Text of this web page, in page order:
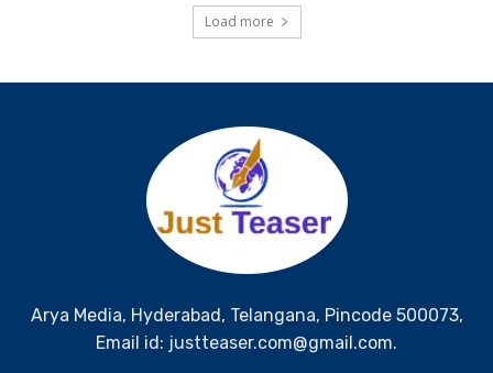
Load more
Arya Media, Hyderabad, Telangana, Pincode 500073,
Email id: justteaser.com@gmail.com.